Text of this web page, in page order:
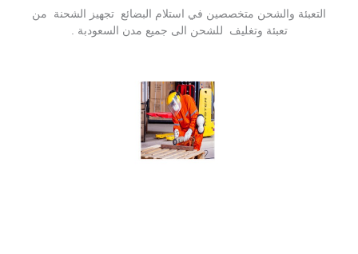
التعبئة والشحن متخصصين في استلام البضائع تجهيز الشحنة من
تعبئة وتغليف للشحن الى جميع مدن السعودبة .